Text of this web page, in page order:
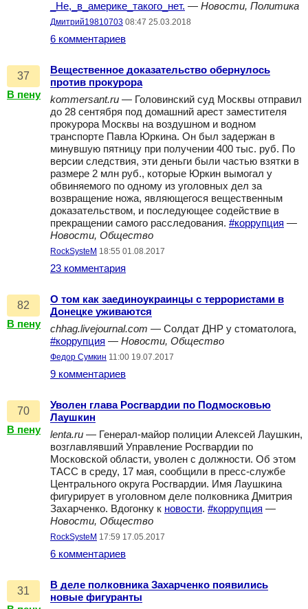
_Не,_в_америке_такого_нет. — Новости, Политика
Дмитрий19810703 08:47 25.03.2018
6 комментариев
37
В пену
Вещественное доказательство обернулось
против прокурора
kommersant.ru — Головинский суд Москвы отправил
до 28 сентября под домашний арест заместителя
прокурора Москвы на воздушном и водном
транспорте Павла Юркина. Он был задержан в
минувшую пятницу при получении 400 тыс. руб. По
версии следствия, эти деньги были частью взятки в
размере 2 млн руб., которые Юркин вымогал у
обвиняемого по одному из уголовных дел за
возвращение ножа, являющегося вещественным
доказательством, и последующее содействие в
прекращении самого расследования. #коррупция —
Новости, Общество
RockSysteM 18:55 01.08.2017
23 комментария
82
В пену
О том как заединоукраинцы с террористами в
Донецке уживаются
chhag.livejournal.com — Солдат ДНР у стоматолога,
#коррупция — Новости, Общество
Федор Сумкин 11:00 19.07.2017
9 комментариев
70
В пену
Уволен глава Росгвардии по Подмосковью
Лаушкин
lenta.ru — Генерал-майор полиции Алексей Лаушкин,
возглавлявший Управление Росгвардии по
Московской области, уволен с должности. Об этом
ТАСС в среду, 17 мая, сообщили в пресс-службе
Центрального округа Росгвардии. Имя Лаушкина
фигурирует в уголовном деле полковника Дмитрия
Захарченко. Вдогонку к новости. #коррупция —
Новости, Общество
RockSysteM 17:59 17.05.2017
6 комментариев
31
В деле полковника Захарченко появились
новые фигуранты